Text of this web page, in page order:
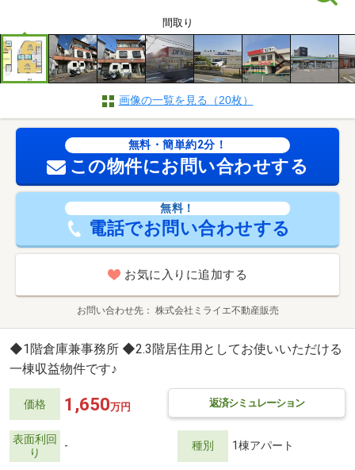
間取り
画像の一覧を見る（20枚）
無料・簡単約2分！
この物件にお問い合わせする
無料！
電話でお問い合わせする
お気に入りに追加する
お問い合わせ先 株式会社ミライエ不動産販売
◆1階倉庫兼事務所 ◆2.3階居住用としてお使いいただける
一棟収益物件です♪
価格 返済シミュレーション
1,650万円
表面利回
り
- 種別 1棟アパート